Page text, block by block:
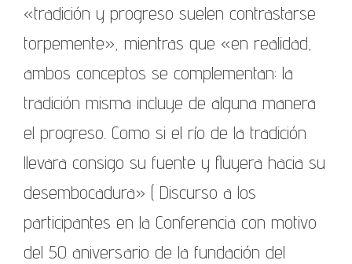
«tradición y progreso suelen contrastarse
torpemente», mientras que «en realidad,
ambos conceptos se complementan: la
tradición misma incluye de alguna manera
el progreso. Como si el río de la tradición
llevara consigo su fuente y fluyera hacia su
desembocadura» ( Discurso a los
participantes en la Conferencia con motivo
del 50 aniversario de la fundación del